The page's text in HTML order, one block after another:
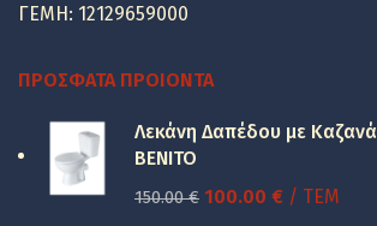
ΓΕΜΗ: 12129659000
ΠΡΌΣΦΑΤΑ ΠΡΟΙΌΝΤΑ
Λεκάνη Δαπέδου με
BENITO
150.00€ Original
100.00 €Η/ ΤΕΜ